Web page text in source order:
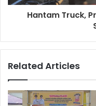
Hantam Truck,
Related Articles